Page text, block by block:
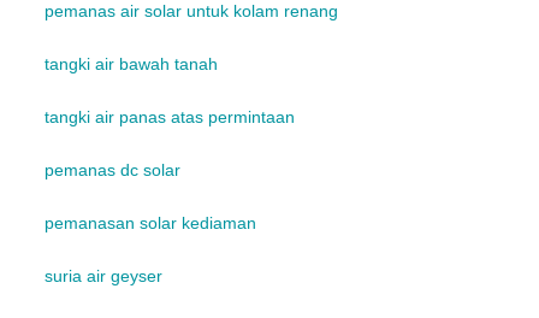
pemanas air solar untuk kolam renang
tangki air bawah tanah
tangki air panas atas permintaan
pemanas dc solar
pemanasan solar kediaman
suria air geyser